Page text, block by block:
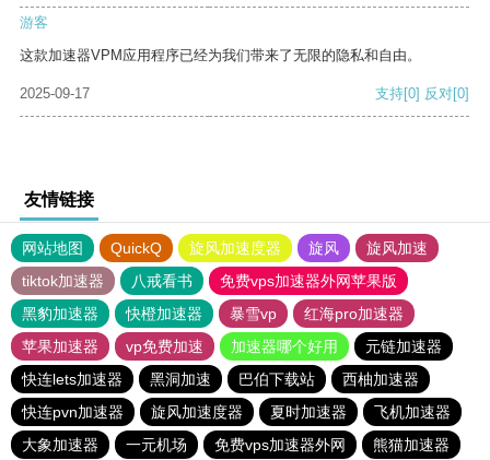
游客
这款加速器VPM应用程序已经为我们带来了无限的隐私和自由。
2025-09-17 支持[0] 反对[0]
友情链接
网站地图 QuickQ 旋风加速度器 旋风
旋风加速
tiktok加速器
八戒看书
免费vps加速器外网苹果版
黑豹加速器
快橙加速器 暴雪vp
红海pro加速器
苹果加速器
vp免费加速 加速器哪个好用
元链加速器
快连lets加速器
黑洞加速 巴伯下载站
西柚加速器
快连pvn加速器
旋风加速度器 夏时加速器
飞机加速器
大象加速器
一元机场 免费vps加速器外网 熊猫加速器